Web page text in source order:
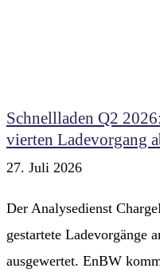
Schnellladen Q2
vierten Ladevorgang
27. Juli 2026
Der Analysedienst
gestartete Ladevorgänge
ausgewertet. EnBW